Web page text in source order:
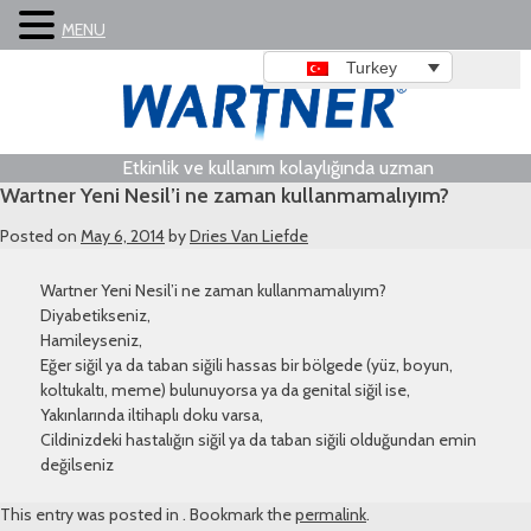
Etkinlik ve kullanım kolaylığında uzman
Turkey
Wartner Yeni Nesil’i ne zaman kullanmamalıyım?
Posted on May 6, 2014byDries Van Liefde
Wartner Yeni Nesil’i ne zaman kullanmamalıyım?
Diyabetikseniz,
Hamileyseniz,
Eğer siğil ya da taban siğili hassas bir bölgede (yüz, boyun,
koltukaltı, meme) bulunuyorsa ya da genital siğil ise,
Yakınlarında iltihaplı doku varsa,
Cildinizdeki hastalığın siğil ya da taban siğili olduğundan emin
değilseniz
This entry was posted in . Bookmark thepermalink.
MENU